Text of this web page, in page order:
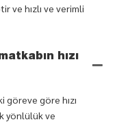
ve hızlı ve verimli
hızı
göre hızı
yönlülük ve